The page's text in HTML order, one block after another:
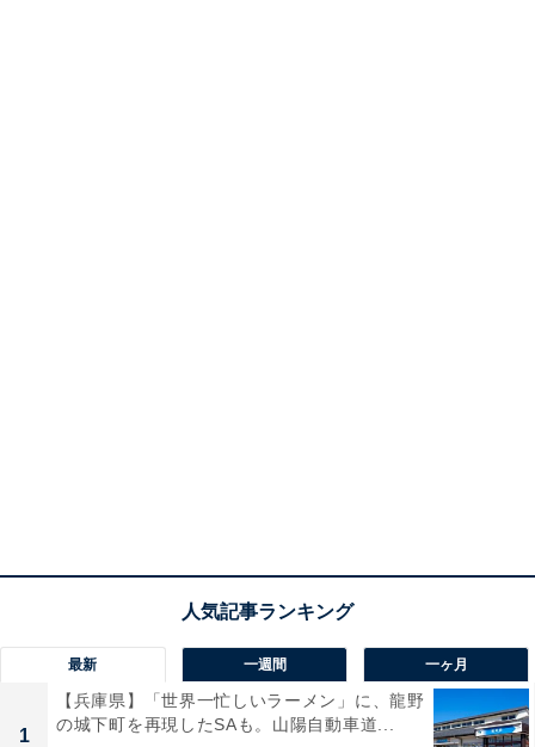
最新 一週間 一ヶ月
1
【兵庫県】「世界一忙しいラーメン」に、龍野
の城下町を再現したSAも。山陽自動車道...